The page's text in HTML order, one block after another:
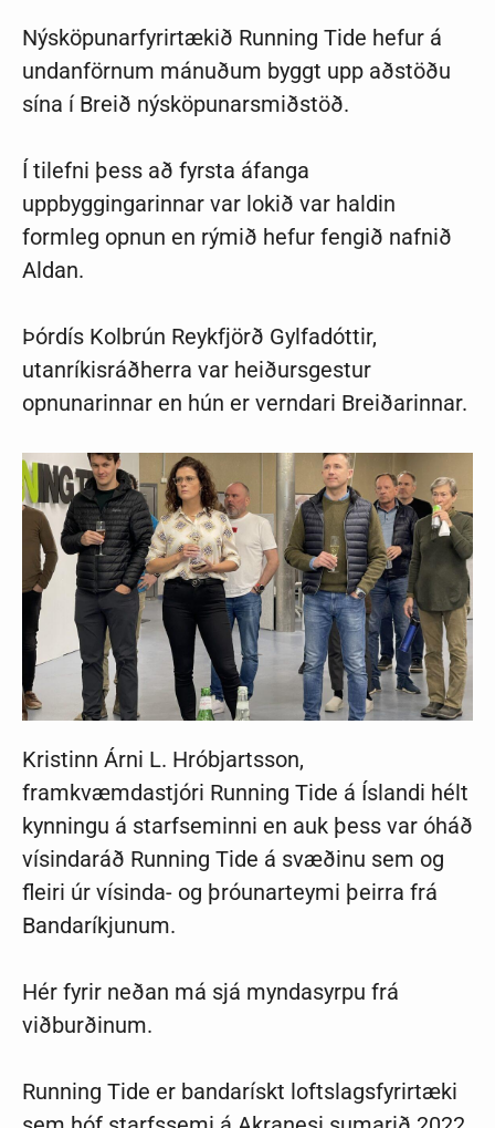
Nýsköpunarfyrirtækið Running Tide hefur á
undanförnum mánuðum byggt upp aðstöðu
sína í Breið nýsköpunarsmiðstöð.
Í tilefni þess að fyrsta áfanga
uppbyggingarinnar var lokið var haldin
formleg opnun en rýmið hefur fengið nafnið
Aldan.
Þórdís Kolbrún Reykfjörð Gylfadóttir,
utanríkisráðherra var heiðursgestur
opnunarinnar en hún er verndari Breiðarinnar.
Kristinn Árni L. Hróbjartsson,
framkvæmdastjóri Running Tide á Íslandi hélt
kynningu á starfseminni en auk þess var óháð
vísindaráð Running Tide á svæðinu sem og
fleiri úr vísinda- og þróunarteymi þeirra frá
Bandaríkjunum.
Hér fyrir neðan má sjá myndasyrpu frá
viðburðinum.
Running Tide er bandarískt loftslagsfyrirtæki